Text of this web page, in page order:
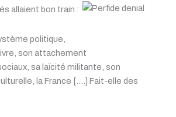
allaient bon train :
politique,
son attachement
sa laïcité militante, son
la France [….] Fait-elle des